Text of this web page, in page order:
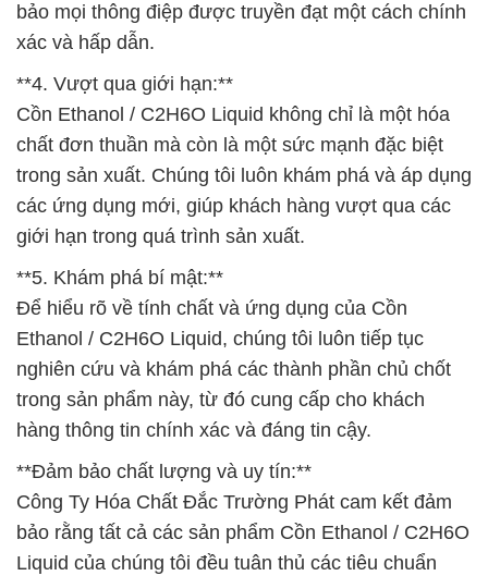
bảo mọi thông điệp được truyền đạt một cách chính
xác và hấp dẫn.
**4. Vượt qua giới hạn:**
Cồn Ethanol / C2H6O Liquid không chỉ là một hóa
chất đơn thuần mà còn là một sức mạnh đặc biệt
trong sản xuất. Chúng tôi luôn khám phá và áp dụng
các ứng dụng mới, giúp khách hàng vượt qua các
giới hạn trong quá trình sản xuất.
**5. Khám phá bí mật:**
Để hiểu rõ về tính chất và ứng dụng của Cồn
Ethanol / C2H6O Liquid, chúng tôi luôn tiếp tục
nghiên cứu và khám phá các thành phần chủ chốt
trong sản phẩm này, từ đó cung cấp cho khách
hàng thông tin chính xác và đáng tin cậy.
**Đảm bảo chất lượng và uy tín:**
Công Ty Hóa Chất Đắc Trường Phát cam kết đảm
bảo rằng tất cả các sản phẩm Cồn Ethanol / C2H6O
Liquid của chúng tôi đều tuân thủ các tiêu chuẩn